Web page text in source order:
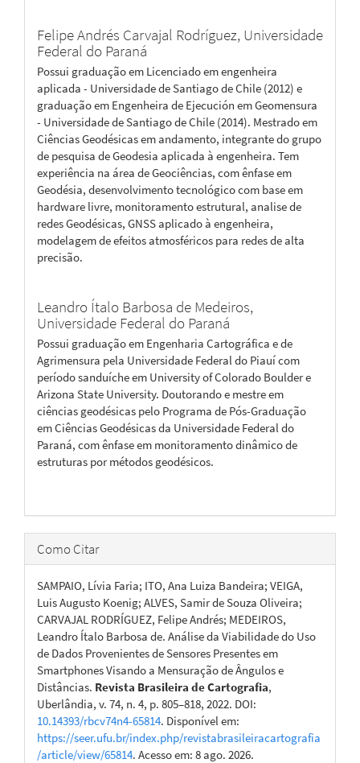
Felipe Andrés Carvajal Rodríguez, Universidade
Federal do Paraná
Possui graduação em Licenciado em engenheira
aplicada - Universidade de Santiago de Chile (2012) e
graduação em Engenheira de Ejecución em Geomensura
- Universidade de Santiago de Chile (2014). Mestrado em
Ciências Geodésicas em andamento, integrante do grupo
de pesquisa de Geodesia aplicada à engenheira. Tem
experiência na área de Geociências, com ênfase em
Geodésia, desenvolvimento tecnológico com base em
hardware livre, monitoramento estrutural, analise de
redes Geodésicas, GNSS aplicado à engenheira,
modelagem de efeitos atmosféricos para redes de alta
precisão.
Leandro Ítalo Barbosa de Medeiros,
Universidade Federal do Paraná
Possui graduação em Engenharia Cartográfica e de
Agrimensura pela Universidade Federal do Piauí com
período sanduíche em University of Colorado Boulder e
Arizona State University. Doutorando e mestre em
ciências geodésicas pelo Programa de Pós-Graduação
em Ciências Geodésicas da Universidade Federal do
Paraná, com ênfase em monitoramento dinâmico de
estruturas por métodos geodésicos.
Como Citar
SAMPAIO, Lívia Faria; ITO, Ana Luiza Bandeira; VEIGA,
Luis Augusto Koenig; ALVES, Samir de Souza Oliveira;
CARVAJAL RODRÍGUEZ, Felipe Andrés; MEDEIROS,
Leandro Ítalo Barbosa de. Análise da Viabilidade do Uso
de Dados Provenientes de Sensores Presentes em
Smartphones Visando a Mensuração de Ângulos e
Distâncias. Revista Brasileira de Cartografia,
Uberlândia, v. 74, n. 4, p. 805–818, 2022. DOI:
10.14393/rbcv74n4-65814. Disponível em:
https://seer.ufu.br/index.php/revistabrasileiracartografia
/article/view/65814. Acesso em: 8 ago. 2026.